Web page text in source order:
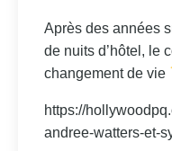
Après des années
de nuits d’hôtel, le
changement de vie
https://
andree-watters-et-